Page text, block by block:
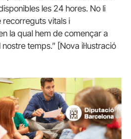
les 24 hores. No li
recorreguts vitals i
la qual hem de començar a
temps.” [Nova il·lustració